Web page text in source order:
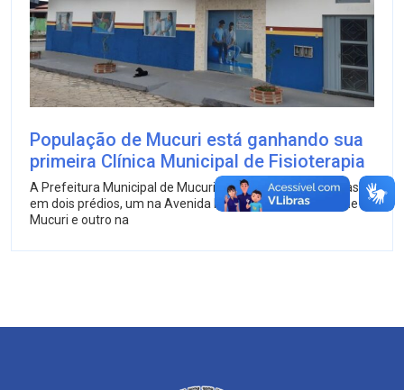
População de Mucuri está ganhando sua
primeira Clínica Municipal de Fisioterapia
A Prefeitura Municipal de Mucuri está concluindo as obras
em dois prédios, um na Avenida Nova Viçosa na cidade de
Mucuri e outro na